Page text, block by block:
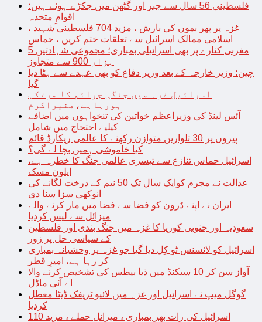
فلسطینی 56 سال سے جبر اور گٹھن میں جکڑے ہوئے ہیں؛
اقوامِ متحدہ
غزہ پر پھر بموں کی بارش ، مزید 704 فلسطینی شہید ،
اسلامی ممالک اسرائیل سے تعلقات ختم کریں ، حماس
مغربی کنارے پر بھی اسرائیلی بمباری؛ مجموعی شہادتیں 5
ہزار 900 سے متجاوز
چین؛ وزیر خارجہ کے بعد وزیر دفاع کو بھی عہدے سے ہٹا دیا
گیا
اسرائیل غزہ میں جنگی جرائم کا مرتکب
ہورہاہے،منیراکرم
آئس لینڈ کی وزیراعظم خواتین کی تنخواہوں میں اضافے
کیلیے احتجاج میں شامل
پیروں پر 30 تلواریں متوازن رکھنے کا عالمی ریکارڈ قائم
کیا خاموشی ہمیں بچا لے گی؟
اسرائیل حماس تنازع سے تیسری عالمی جنگ کا خطرہ ہے،
ایلون مسک
عدالت نے مجرم کوایک سال تک 50 نیم کے درخت لگانے کی
انوکھی سزا سنا دی
ایران نے اپنے ڈرون کو فضا سے فضا میں مار کرنے والے
میزائل سے لیس کردیا
سعودیہ اور جنوبی کوریا کا غزہ میں جنگ بندی اور فلسطین
کے سیاسی حل پر زور
اسرائیل کو لائسنس ٹو کِل دیا گیا جو غزہ پر وحشیانہ بمباری
کر رہا ہے، امیرِ قطر
آواز سن کر 10 سیکنڈ میں ذیا بیطس کی تشخیص کرنے والا
اے آئی ماڈل
گوگل میپ نے اسرائیل اور غزہ میں لائیو ٹریفک ڈیٹا معطل
کردیا
اسرائیل کی رات بھر بمباری ، میزائل حملے ، مزید 110